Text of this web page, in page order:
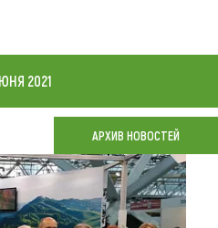
2021
АРХИВ НОВОСТЕЙ